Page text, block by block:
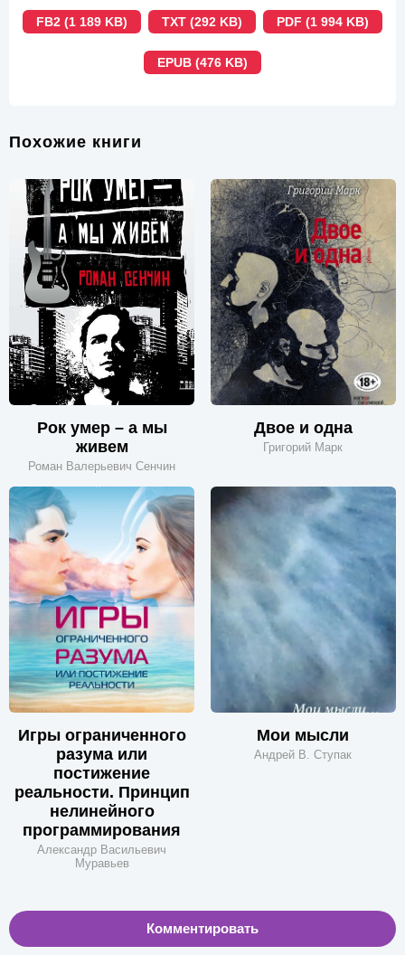
FB2 (1 189 KB) TXT (292 KB) PDF (1 994 KB)
EPUB (476 KB)
Похожие книги
Рок умер – а мы
живем
Роман Валерьевич Сенчин
Двое и одна
Григорий Марк
Игры ограниченного
разума или
постижение
реальности. Принцип
нелинейного
программирования
Александр Васильевич
Муравьев
Мои мысли
Андрей В. Ступак
Комментировать